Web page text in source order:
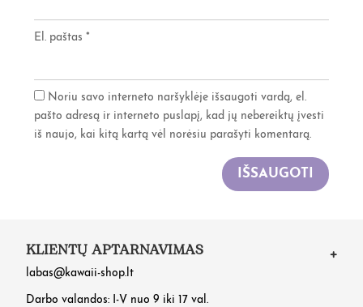
El. paštas*
Noriu savo interneto naršyklėje išsaugoti vardą, el.
pašto adresą ir interneto puslapį, kad jų nebereiktų įvesti
iš naujo, kai kitą kartą vėl norėsiu parašyti komentarą.
IŠSAUGOTI
KLIENTŲ APTARNAVIMAS
labas@kawaii-shop.lt
Darbo valandos: I-V nuo 9 iki 17 val.